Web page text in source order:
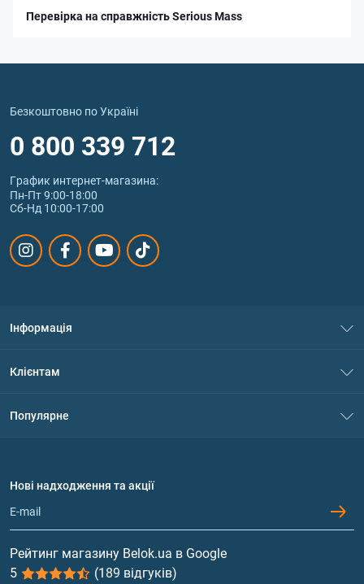
Перевірка на справжність Serious Mass
Безкоштовно по Україні
0 800 339 712
График интернет‑магазина:
Пн-Пт 9:00-18:00
Сб-Нд 10:00-17:00
Інформація
Політика конфіденційності
Обмін та повернення
Клієнтам
Популярне
Протеїн
Гейнери
Вітаміни та мінерали
Риб'ячий жир, жирні кислоти
Нові надходження та акції
Рейтинг магазину Belok.ua в Google
5
(189 відгуків)